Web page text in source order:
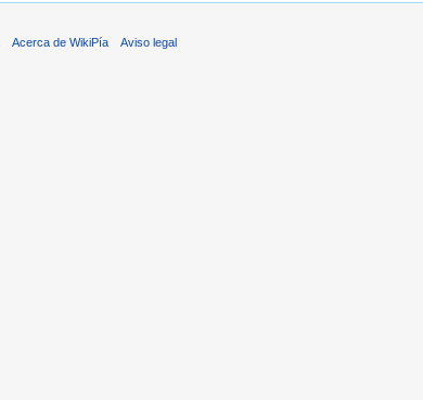
Acerca de WikiPía Aviso legal